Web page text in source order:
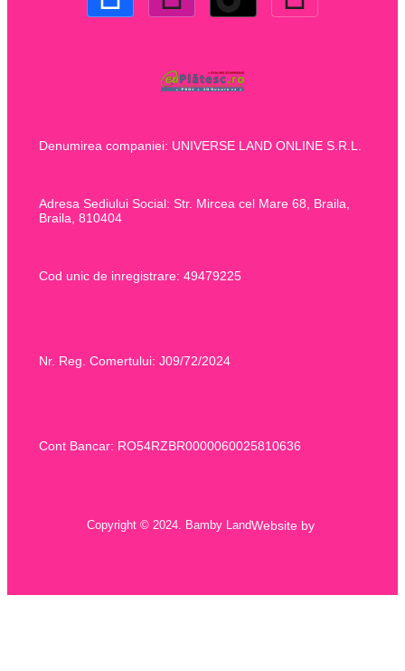
Denumirea companiei: UNIVERSE LAND ONLINE S.R.L.
Adresa Sediului Social: Str. Mircea cel Mare 68, Braila,
Braila, 810404
Cod unic de inregistrare: 49479225
Nr. Reg. Comertului: J09/72/2024
Cont Bancar: RO54RZBR0000060025810636
Copyright © 2024. Bamby LandWebsite by